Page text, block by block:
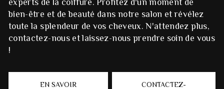
bien-être et de beauté dans notre salon et révélez
toute la splendeur de vos cheveux. N'attendez plus,
contactez-nous et laissez-nous prendre soin de vous
!
EN SAVOIR
CONTACTEZ-